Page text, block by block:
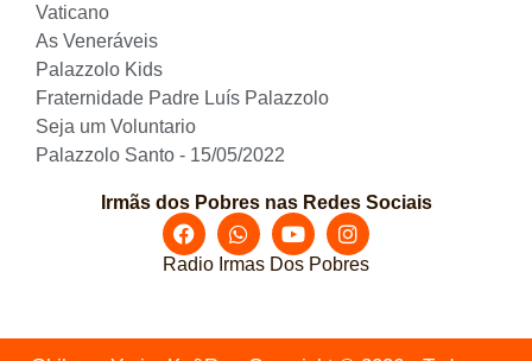
Vaticano
As Veneráveis
Palazzolo Kids
Fraternidade Padre Luís Palazzolo
Seja um Voluntario
Palazzolo Santo - 15/05/2022
Irmãs dos Pobres nas Redes Sociais
Radio Irmas Dos Pobres